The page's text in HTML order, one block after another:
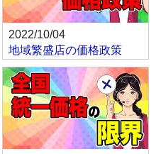
2022/10/04
地域繁盛店の価格政策